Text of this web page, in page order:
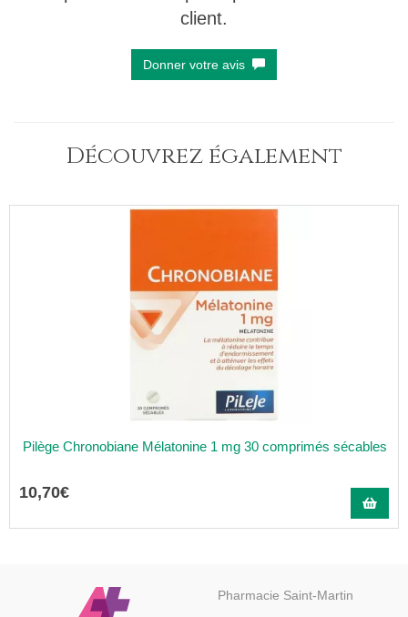
client.
Donner votre avis
Découvrez également
Pilège Chronobiane Mélatonine 1 mg 30 comprimés sécables
10,70€
Pharmacie Saint-Martin